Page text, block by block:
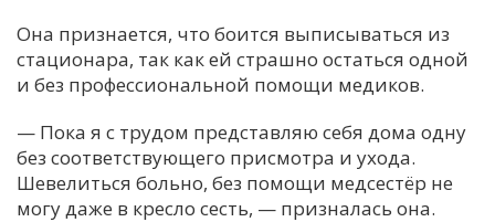
Она признается, что боится выписываться из
стационара, так как ей страшно остаться одной
и без профессиональной помощи медиков.
— Пока я с трудом представляю себя дома одну
без соответствующего присмотра и ухода.
Шевелиться больно, без помощи медсестёр не
могу даже в кресло сесть, — призналась она.